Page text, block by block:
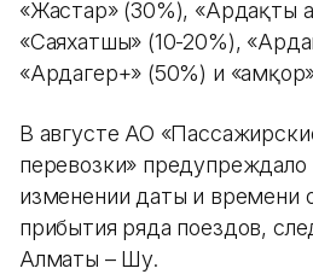
«Жастар» (30%), «Ардақты
«Саяхатшы» (10-20%),
«Ардагер+» (50%) и
В августе АО
перевозки»
изменении даты и времени
прибытия ряда поездов,
Алматы – Шу.